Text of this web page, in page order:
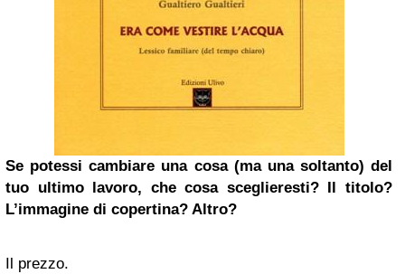
Se potessi cambiare una cosa (ma una soltanto) del
tuo ultimo lavoro, che cosa sceglieresti? Il titolo?
L’immagine di copertina? Altro?
Il prezzo.